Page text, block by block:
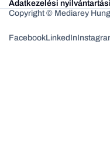
Adatkezelési
Copyright © Mediarey
FacebookLinkedIn